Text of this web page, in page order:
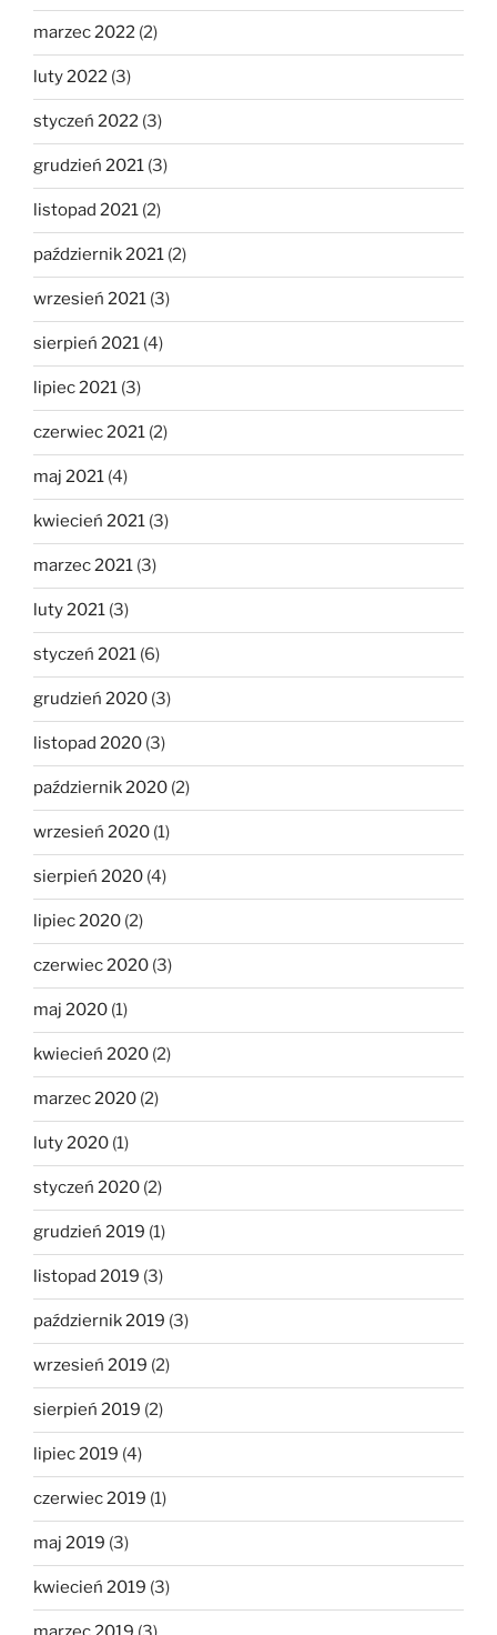
marzec 2022 (2)
luty 2022 (3)
styczeń 2022 (3)
grudzień 2021 (3)
listopad 2021 (2)
październik 2021 (2)
wrzesień 2021 (3)
sierpień 2021 (4)
lipiec 2021 (3)
czerwiec 2021 (2)
maj 2021 (4)
kwiecień 2021 (3)
marzec 2021 (3)
luty 2021 (3)
styczeń 2021 (6)
grudzień 2020 (3)
listopad 2020 (3)
październik 2020 (2)
wrzesień 2020 (1)
sierpień 2020 (4)
lipiec 2020 (2)
czerwiec 2020 (3)
maj 2020 (1)
kwiecień 2020 (2)
marzec 2020 (2)
luty 2020 (1)
styczeń 2020 (2)
grudzień 2019 (1)
listopad 2019 (3)
październik 2019 (3)
wrzesień 2019 (2)
sierpień 2019 (2)
lipiec 2019 (4)
czerwiec 2019 (1)
maj 2019 (3)
kwiecień 2019 (3)